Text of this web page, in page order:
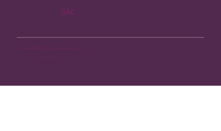
SAC
Copyright © 2025 Petruz Fruity. Todos os direitos reservados. by Fluxo.
Privacy Policy